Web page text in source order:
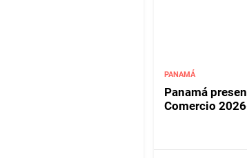
PANAMÁ
Panamá
Comercio